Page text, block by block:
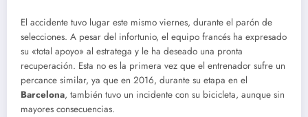
El accidente tuvo lugar este mismo viernes, durante el parón de
selecciones. A pesar del infortunio, el equipo francés ha expresado
su «total apoyo» al estratega y le ha deseado una pronta
recuperación. Esta no es la primera vez que el entrenador sufre un
percance similar, ya que en 2016, durante su etapa en el
Barcelona, también tuvo un incidente con su bicicleta, aunque sin
mayores consecuencias.